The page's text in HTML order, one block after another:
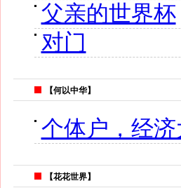
父亲的世界杯
对门
【何以中华】
个体户，经
【花花世界】